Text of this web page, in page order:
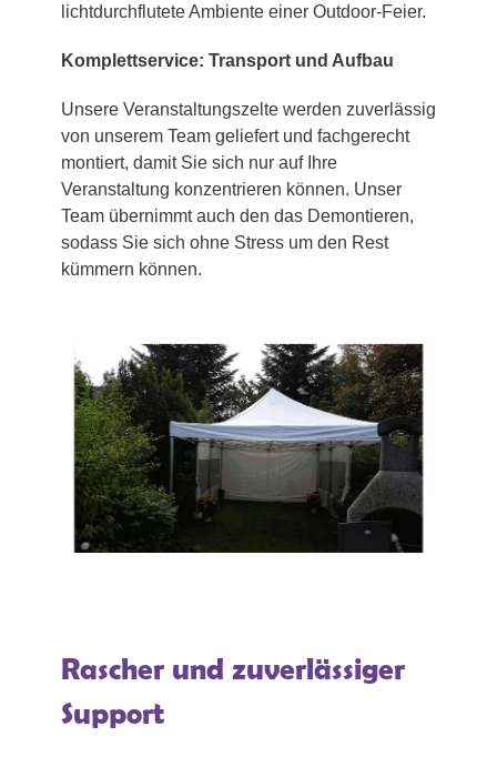
lichtdurchflutete Ambiente einer Outdoor-Feier.
Komplettservice: Transport und Aufbau
Unsere Veranstaltungszelte werden zuverlässig
von unserem Team geliefert und fachgerecht
montiert, damit Sie sich nur auf Ihre
Veranstaltung konzentrieren können. Unser
Team übernimmt auch den das Demontieren,
sodass Sie sich ohne Stress um den Rest
kümmern können.
Rascher und zuverlässiger
Support